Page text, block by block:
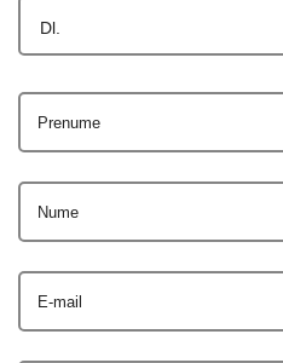
Dl.
Prenume
Nume
E-mail